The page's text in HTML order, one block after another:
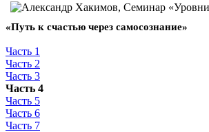
«Путь к счастью через самосознание»
Часть 1
Часть 2
Часть 3
Часть 4
Часть 5
Часть 6
Часть 7